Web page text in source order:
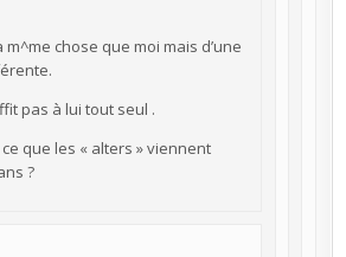
chose que moi mais d’une
pas à lui tout seul .
ce que les « alters » viennent
?